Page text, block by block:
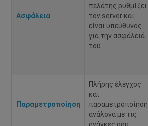
Ασφάλεια
πελάτης ρυθμίζει
τον server και
είναι υπεύθυνος
για την ασφάλειά
του.
Παραμετροποίηση
Πλήρης έλεγχος
και
παραμετροποίηση
ανάλογα με τις
ανάγκες σου.